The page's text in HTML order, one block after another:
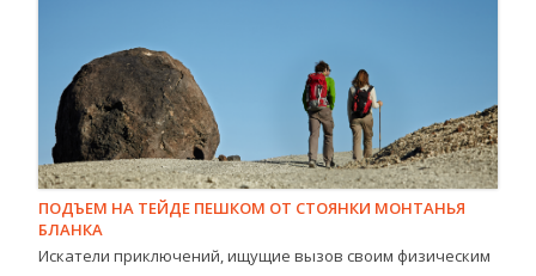
ПОДЪЕМ НА ТЕЙДЕ ПЕШКОМ ОТ СТОЯНКИ МОНТАНЬЯ
БЛАНКА
Искатели приключений, ищущие вызов своим физическим